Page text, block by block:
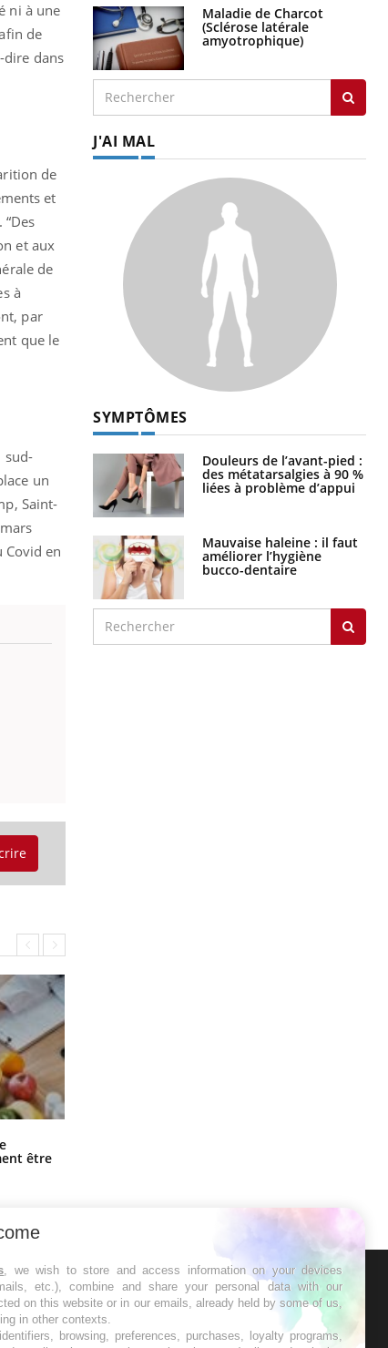
ni à une
de
dire dans
de
et
“Des
et aux
de
à
par
que le
sud-
un
Saint-
en
être
Maladie de Charcot
(Sclérose latérale
amyotrophique)
J'AI MAL
SYMPTÔMES
Douleurs de l’avant-pied :
des métatarsalgies à 90 %
liées à problème d’appui
Mauvaise haleine : il faut
améliorer l’hygiène
bucco-dentaire
, we wish to store and access information on your devices
etc.), combine and share your personal data with our
on this website or in our emails, already held by some of us,
in other contexts.
browsing, preferences, purchases, loyalty programs,